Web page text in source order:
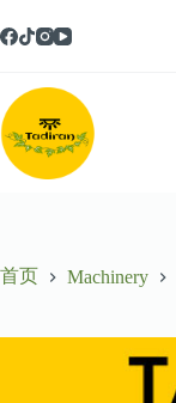
至
首页 Machinery